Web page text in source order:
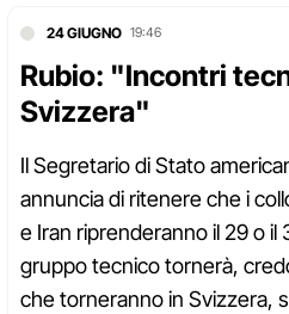
24 GIUGNO 19:46
Rubio: "Incontri
Svizzera"
Il Segretario di Stato
annuncia di ritenere che i
e Iran riprenderanno il 29 o il
gruppo tecnico tornerà,
che torneranno in Svizzera,